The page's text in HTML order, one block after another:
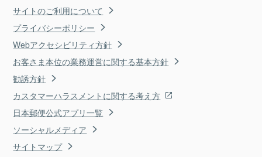
サイトのご利用について
プライバシーポリシー
Webアクセシビリティ方針
お客さま本位の業務運営に関する基本方針
勧誘方針
カスタマーハラスメントに関する考え方
日本郵便公式アプリ一覧
ソーシャルメディア
サイトマップ